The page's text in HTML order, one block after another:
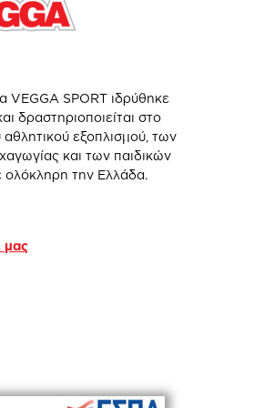
VEGGA SPORT ιδρύθηκε
δραστηριοποιείται στο
εξοπλισμού, των
και των παιδικών
ολόκληρη την Ελλάδα.
μας